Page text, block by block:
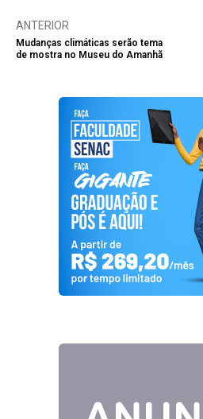
ANTERIOR
Mudanças climáticas serão tema
de mostra no Museu do Amanhã